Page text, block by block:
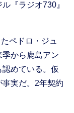
『ラジオ730』
ペドロ・ジュ
から鹿島アン
認めている。仮
実だ。2年契約